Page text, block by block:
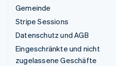
Gemeinde
Stripe Sessions
Datenschutz und AGB
Eingeschränkte und nicht
zugelassene Geschäfte